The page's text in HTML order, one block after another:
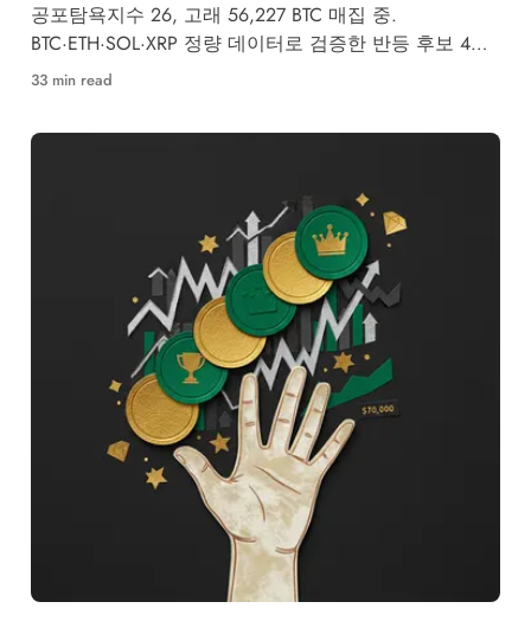
공포탐욕지수 26, 고래 56,227 BTC 매집 중.
BTC·ETH·SOL·XRP 정량 데이터로 검증한 반등 후보 4선
과 투자 전략.
33 min read